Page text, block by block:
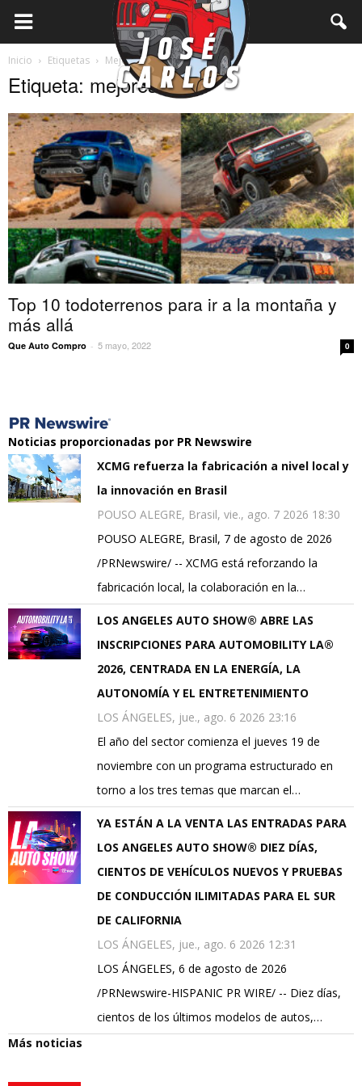
Inicio Etiquetas Mejores SUV
Etiqueta: mejores SUV
Top 10 todoterrenos para ir a la montaña y
más allá
Que Auto Compro - 5 mayo, 2022 0
Noticias proporcionadas por PR Newswire
XCMG refuerza la fabricación a nivel local y
la innovación en Brasil
POUSO ALEGRE, Brasil, vie., ago. 7 2026 18:30
POUSO ALEGRE, Brasil, 7 de agosto de 2026
/PRNewswire/ -- XCMG está reforzando la
fabricación local, la colaboración en la…
LOS ANGELES AUTO SHOW® ABRE LAS
INSCRIPCIONES PARA AUTOMOBILITY LA®
2026, CENTRADA EN LA ENERGÍA, LA
AUTONOMÍA Y EL ENTRETENIMIENTO
LOS ÁNGELES, jue., ago. 6 2026 23:16
El año del sector comienza el jueves 19 de
noviembre con un programa estructurado en
torno a los tres temas que marcan el…
YA ESTÁN A LA VENTA LAS ENTRADAS PARA
LOS ANGELES AUTO SHOW® DIEZ DÍAS,
CIENTOS DE VEHÍCULOS NUEVOS Y PRUEBAS
DE CONDUCCIÓN ILIMITADAS PARA EL SUR
DE CALIFORNIA
LOS ÁNGELES, jue., ago. 6 2026 12:31
LOS ÁNGELES, 6 de agosto de 2026
/PRNewswire-HISPANIC PR WIRE/ -- Diez días,
cientos de los últimos modelos de autos,…
Más noticias